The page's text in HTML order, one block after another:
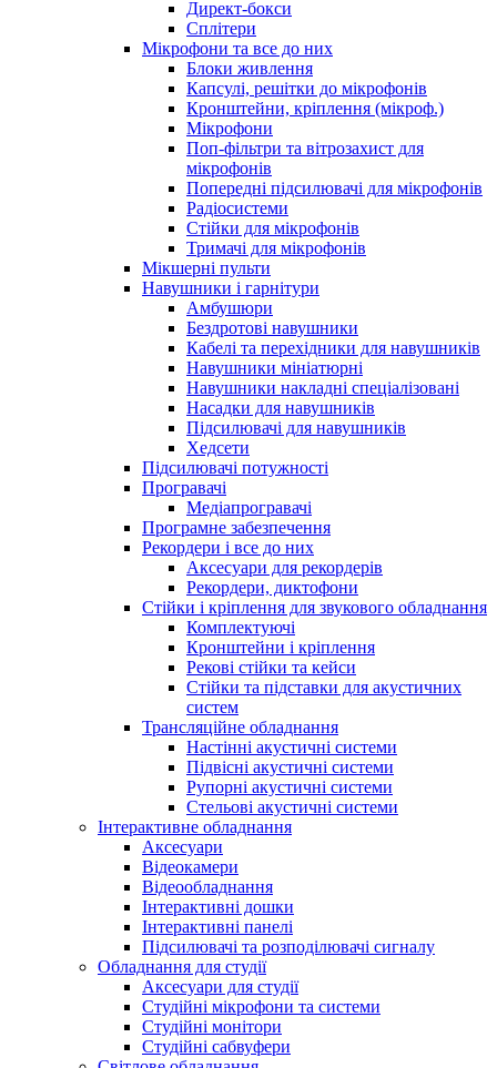
Директ-бокси
Сплітери
Мікрофони та все до них
Блоки живлення
Капсулі, решітки до мікрофонів
Кронштейни, кріплення (мікроф.)
Мікрофони
Поп-фільтри та вітрозахист для
мікрофонів
Попередні підсилювачі для мікрофонів
Радіосистеми
Стійки для мікрофонів
Тримачі для мікрофонів
Мікшерні пульти
Навушники і гарнітури
Амбушюри
Бездротові навушники
Кабелі та перехідники для навушників
Навушники мініатюрні
Навушники накладні спеціалізовані
Насадки для навушників
Підсилювачі для навушників
Хедсети
Підсилювачі потужності
Програвачі
Медіапрогравачі
Програмне забезпечення
Рекордери і все до них
Аксесуари для рекордерів
Рекордери, диктофони
Стійки і кріплення для звукового обладнання
Комплектуючі
Кронштейни і кріплення
Рекові стійки та кейси
Стійки та підставки для акустичних
систем
Трансляційне обладнання
Настінні акустичні системи
Підвісні акустичні системи
Рупорні акустичні системи
Стельові акустичні системи
Інтерактивне обладнання
Аксесуари
Відеокамери
Відеообладнання
Інтерактивні дошки
Інтерактивні панелі
Підсилювачі та розподілювачі сигналу
Обладнання для студії
Аксесуари для студії
Студійні мікрофони та системи
Студійні монітори
Студійні сабвуфери